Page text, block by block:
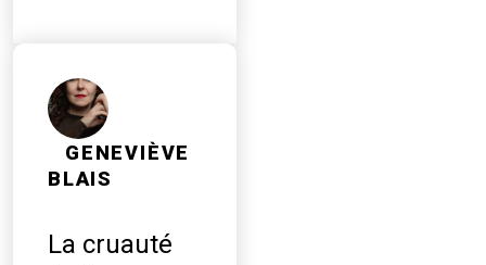
GENEVIÈVE
BLAIS
La cruauté